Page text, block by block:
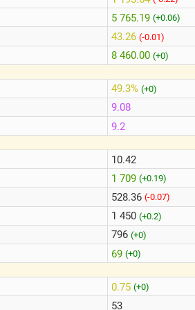
5 765.19 (+0.06)
43.26 (-0.01)
8 460.00 (+0)
49.3% (+0)
9.08
9.2
10.42
1 709 (+0.19)
528.36 (-0.07)
1 450 (+0.2)
796 (+0)
69 (+0)
0.75 (+0)
53